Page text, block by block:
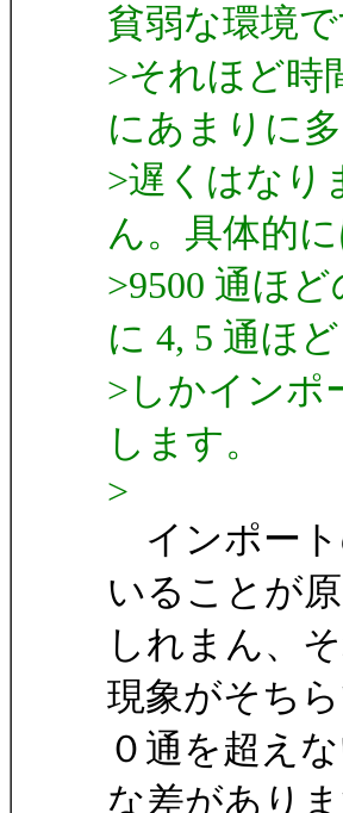
貧弱な環境で
>それほど時
にあまりに
>遅くはなり
ん。具体的に
>9500 通ほ
に 4, 5 通ほど
>しかインポ
します。
>
インポート
いることが
しれまん、
現象がそち
０通を超え
な差がありま